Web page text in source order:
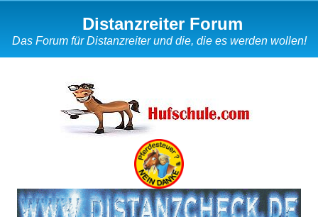
Distanzreiter Forum
Das Forum für Distanzreiter und die, die es werden wollen!